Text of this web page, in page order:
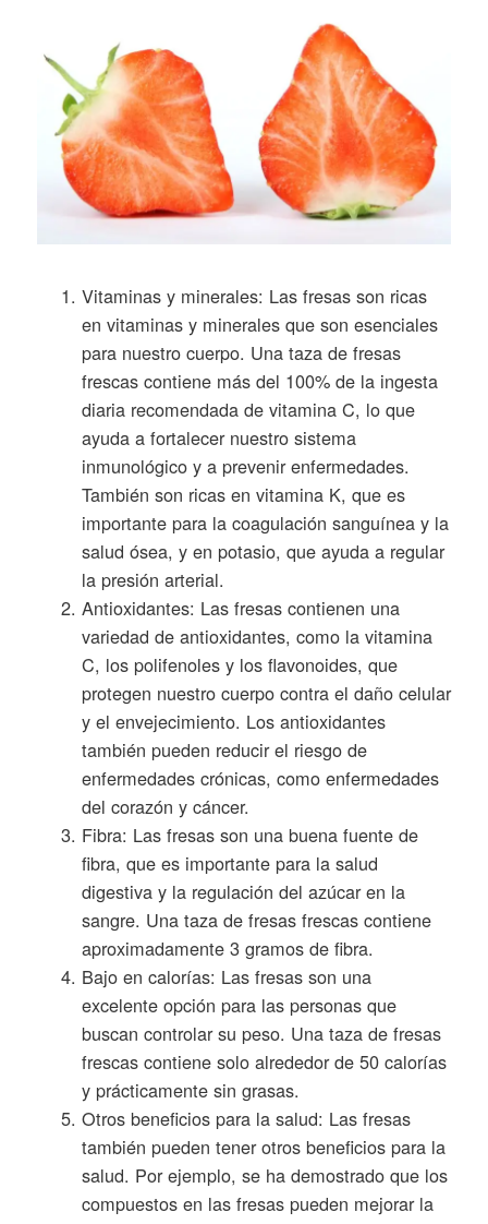
Vitaminas y minerales: Las fresas son ricas
en vitaminas y minerales que son esenciales
para nuestro cuerpo. Una taza de fresas
frescas contiene más del 100% de la ingesta
diaria recomendada de vitamina C, lo que
ayuda a fortalecer nuestro sistema
inmunológico y a prevenir enfermedades.
También son ricas en vitamina K, que es
importante para la coagulación sanguínea y la
salud ósea, y en potasio, que ayuda a regular
la presión arterial.
Antioxidantes: Las fresas contienen una
variedad de antioxidantes, como la vitamina
C, los polifenoles y los flavonoides, que
protegen nuestro cuerpo contra el daño celular
y el envejecimiento. Los antioxidantes
también pueden reducir el riesgo de
enfermedades crónicas, como enfermedades
del corazón y cáncer.
Fibra: Las fresas son una buena fuente de
fibra, que es importante para la salud
digestiva y la regulación del azúcar en la
sangre. Una taza de fresas frescas contiene
aproximadamente 3 gramos de fibra.
Bajo en calorías: Las fresas son una
excelente opción para las personas que
buscan controlar su peso. Una taza de fresas
frescas contiene solo alrededor de 50 calorías
y prácticamente sin grasas.
Otros beneficios para la salud: Las fresas
también pueden tener otros beneficios para la
salud. Por ejemplo, se ha demostrado que los
compuestos en las fresas pueden mejorar la